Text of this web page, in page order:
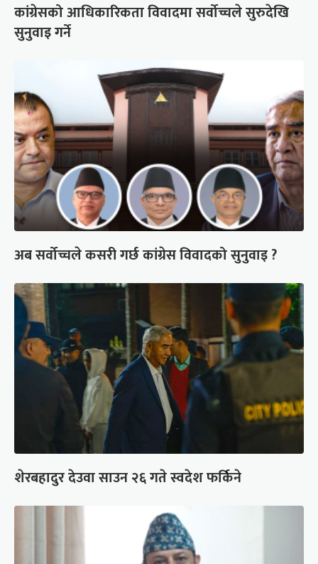
कांग्रेसको आधिकारिकता विवादमा सर्वोच्चले सुरुदेखि
सुनुवाइ गर्ने
अब सर्वोच्चले कसरी गर्छ कांग्रेस विवादको सुनुवाइ ?
शेरबहादुर देउवा साउन २६ गते स्वदेश फर्किने